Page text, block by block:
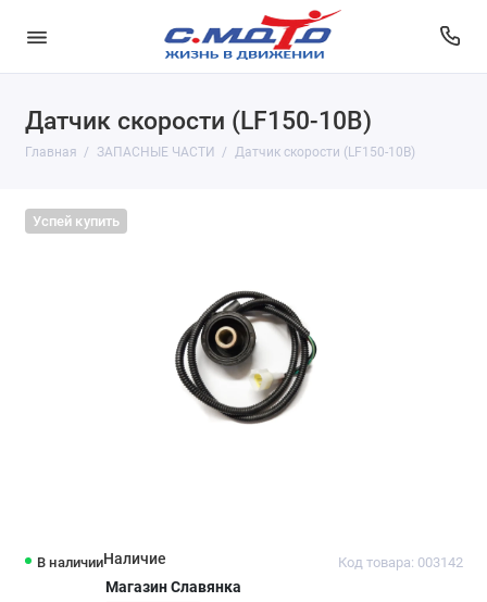
Датчик скорости (LF150-10B)
Главная ЗАПАСНЫЕ ЧАСТИ Датчик скорости (LF150-10B)
Успей купить
В наличии Код товара: 003142
Наличие
Магазин Славянка